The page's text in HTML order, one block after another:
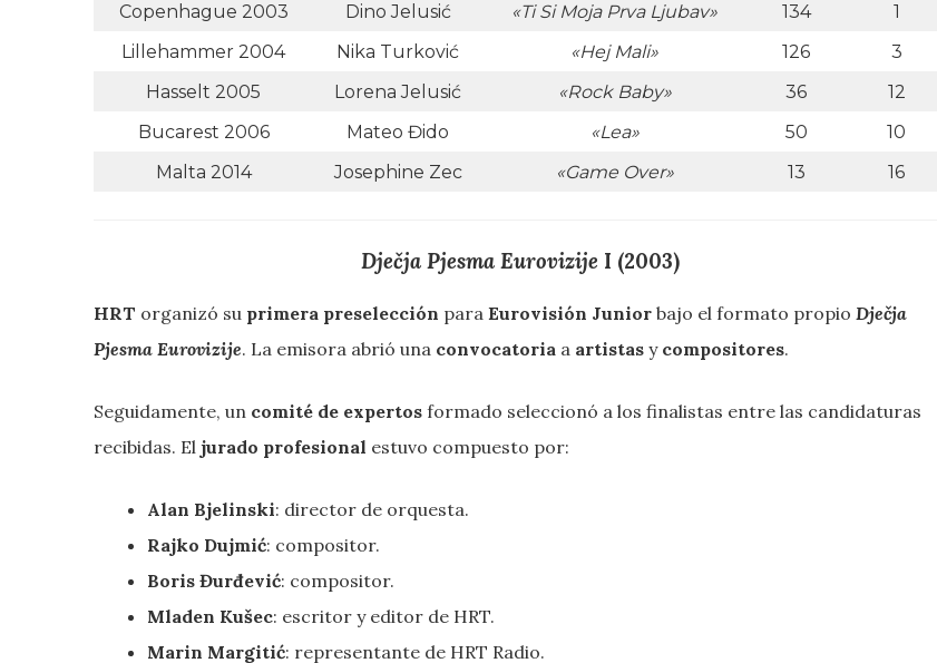
Copenhague 2003
Dino Jelusić «Ti Si Moja Prva Ljubav» 134
1
Lillehammer 2004
Nika Turković «Hej Mali» 126
3
Hasselt 2005
Lorena Jelusić «Rock Baby» 36
12
Bucarest 2006
Mateo Đido «Lea» 50
10
Malta 2014
Josephine Zec «Game Over» 13 16
Dječja Pjesma Eurovizije I (2003)
HRT organizó su primera preselección para Eurovisión Junior bajo el formato propio Dječja
Pjesma Eurovizije. La emisora abrió una convocatoria a artistas y compositores.
Seguidamente, un comité de expertos formado seleccionó a los finalistas entre las candidaturas
recibidas. El jurado profesional estuvo compuesto por:
Alan Bjelinski: director de orquesta.
Rajko Dujmić: compositor.
Boris Đurđević: compositor.
Mladen Kušec: escritor y editor de HRT.
Marin Margitić: representante de HRT Radio.